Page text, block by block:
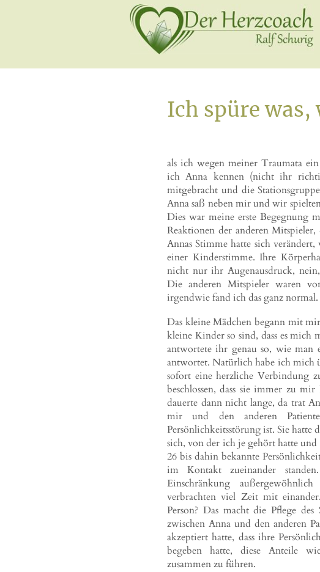
Ich spüre was,
als ich wegen meiner Traumata
ich Anna kennen (nicht ihr
mitgebracht und die
Anna saß neben mir und wir
Dies war meine erste Begegnung
Reaktionen der anderen Mitspieler,
Annas Stimme hatte sich
einer Kinderstimme. Ihre
nicht nur ihr Augenausdruck,
Die anderen Mitspieler waren
irgendwie fand ich das ganz normal.
Das kleine Mädchen begann mit
kleine Kinder so sind, dass es mich
antwortete ihr genau so, wie man
antwortet. Natürlich habe ich mich
sofort eine herzliche Verbindung
beschlossen, dass sie immer zu
dauerte dann nicht lange, da trat
mir und den anderen
Persönlichkeitsstörung ist. Sie
sich, von der ich je gehört hatte
26 bis dahin bekannte
im Kontakt zueinander
Einschränkung
verbrachten viel Zeit mit
Person? Das macht die Pflege
zwischen Anna und den anderen
akzeptiert hatte, dass ihre
begeben hatte, diese Anteile
zusammen zu führen.